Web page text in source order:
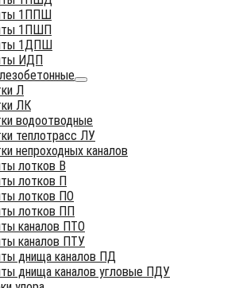
1ППШ
1ПШП
1ДПШ
ИДП
Л
ЛК
водоотводные
теплотрасс ЛУ
непроходных каналов
лотков В
лотков П
лотков ПО
лотков ПП
каналов ПТО
каналов ПТУ
днища каналов ПД
днища каналов угловые ПДУ